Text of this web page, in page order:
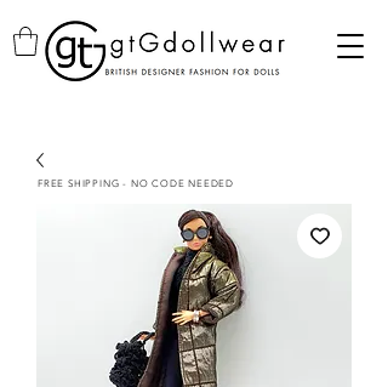
FREE SHIPPING - NO CODE NEEDED